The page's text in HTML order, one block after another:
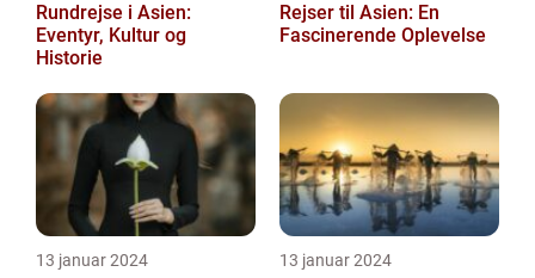
Rundrejse i Asien:
Eventyr, Kultur og
Historie
Rejser til Asien: En
Fascinerende Oplevelse
13 januar 2024 13 januar 2024